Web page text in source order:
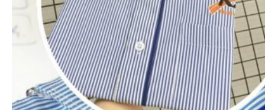
Xem nhanh